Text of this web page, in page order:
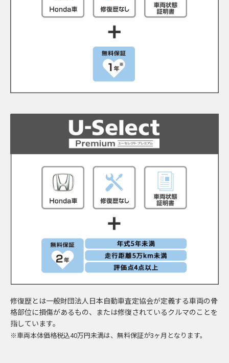
修復歴とは一般財団法人日本自動車査定協会が定義する車両の骨
格部位に損傷があるもの、または修復されているクルマのことを
指しています。
※車両本体価格税込40万円未満は、無料保証が3ヶ月となります。